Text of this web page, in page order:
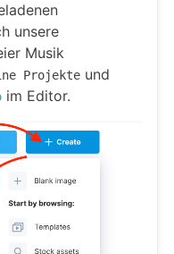
unsere
Musik
Projekte und
im Editor.